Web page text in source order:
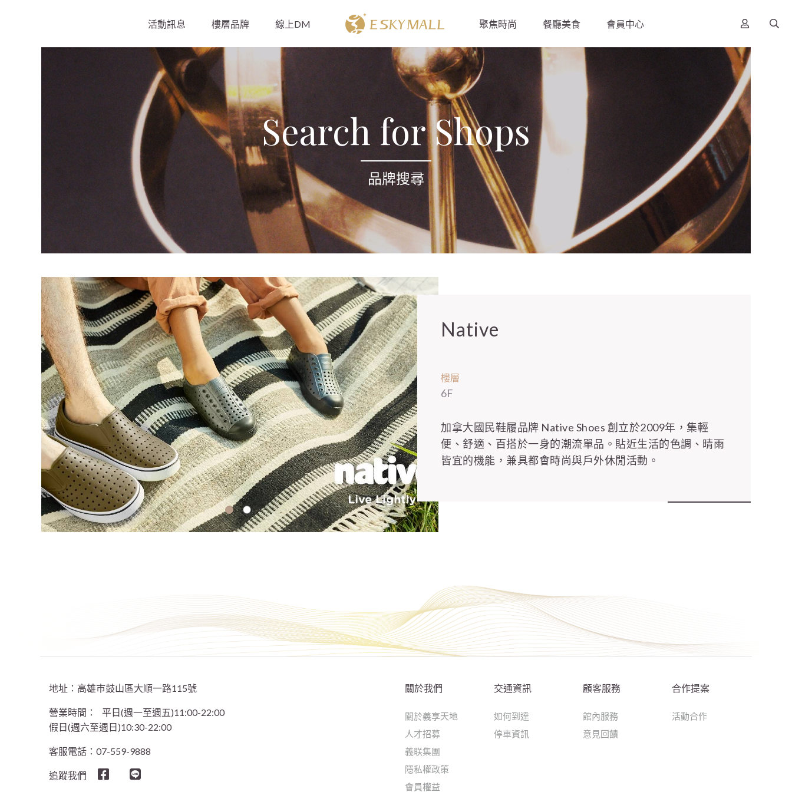
活動訊息 樓層品牌 線上DM 聚焦時尚 餐廳美食 會員中心
Search for Shops
品牌搜尋
Native
樓層
6F
加拿大國民鞋履品牌 Native Shoes 創立於2009年，集輕
便、舒適、百搭於一身的潮流單品。貼近生活的色調、晴雨
皆宜的機能，兼具都會時尚與戶外休閒活動。
地址：高雄巿鼓山區大順一路115號
營業時間：
平日(週一至週五)11:00-22:00
假日(週六至週日)10:30-22:00
客服電話：07-559-9888
追蹤我們
關於我們
關於義享天地
人才招募
義联集團
隱私權政策
會員權益
交通資訊
如何到達
停車資訊
顧客服務
館內服務
意見回饋
合作提案
活動合作